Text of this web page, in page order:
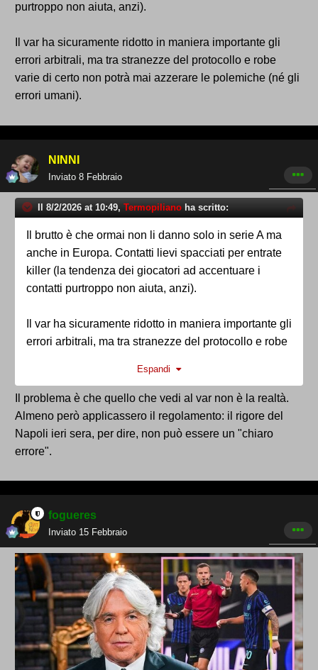
purtroppo non aiuta, anzi).
Il var ha sicuramente ridotto in maniera importante gli
errori arbitrali, ma tra stranezze del protocollo e robe
varie di certo non potrà mai azzerare le polemiche (né gli
errori umani).
NINNI
Inviato 8 Febbraio
Il 8/2/2026 at 10:49, Termopiliano ha scritto:
Il brutto è che ormai non li danno solo in serie A ma
anche in Europa. Contatti lievi spacciati per entrate
killer (la tendenza dei giocatori ad accentuare i
contatti purtroppo non aiuta, anzi).
Il var ha sicuramente ridotto in maniera importante gli
errori arbitrali, ma tra stranezze del protocollo e robe
Espandi
Il problema è che quello che vedi al var non è la realtà.
Almeno però applicassero il regolamento: il rigore del
Napoli ieri sera, per dire, non può essere un "chiaro
errore".
fogueres
Inviato 15 Febbraio